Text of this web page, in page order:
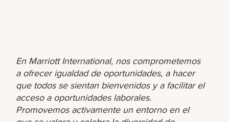
En Marriott International, nos comprometemos
a ofrecer igualdad de oportunidades, a hacer
que todos se sientan bienvenidos y a facilitar el
acceso a oportunidades laborales.
Promovemos activamente un entorno en el